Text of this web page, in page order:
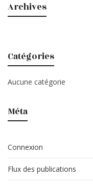
Archives
Catégories
Aucune catégorie
Méta
Connexion
Flux des publications